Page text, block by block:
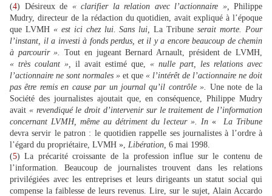
(4) Désireux de « clarifier la relation avec l’actionnaire », Philippe
Mudry, directeur de la rédaction du quotidien, avait expliqué à l’époque
que LVMH « est ici chez lui. Sans lui,La Tribuneserait morte. Pour
l’instant, il a investi à fonds perdus, et il y a encore beaucoup de chemin
à parcourir ».Tout en jugeant Bernard Arnault, président de LVMH,
« très coulant », il avait estimé que, « nulle part, les relations avec
l’actionnaire ne sont normales » et que « l’intérêt de l’actionnaire ne doit
pas être remis en cause par un journal qu’il contrôle ». Une note de la
Société des journalistes ajoutait que, en conséquence, Philippe Mudry
avait « revendiqué le droit d’intervenir sur le traitement de l’information
concernant LVMH, même au détriment du lecteur ». In «
La Tribune
devra servir le patron : le quotidien rappelle ses journalistes à l’ordre à
l’égard du propriétaire, LVMH », Libération, 6 mai 1998.
(5) La précarité croissante de la profession influe sur le contenu de
l’information. Beaucoup de journalistes trouvent dans les relations
privilégiées avec les entreprises et leurs dirigeants un statut social qui
compense la faiblesse de leurs revenus. Lire, sur le sujet, Alain Accardo